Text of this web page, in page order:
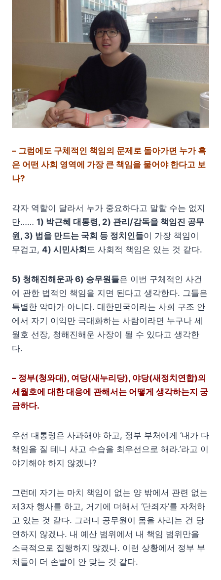
– 그럼에도 구체적인 책임의 문제로 돌아가면 누가 혹
은 어떤 사회 영역에 가장 큰 책임을 물어야 한다고 보
나?
각자 역할이 달라서 누가 중요하다고 말할 수는 없지
만…… 1) 박근혜 대통령, 2) 관리/감독을 책임진 공무
원, 3) 법을 만드는 국회 등 정치인들이 가장 책임이
무겁고, 4) 시민사회 도 사회적 책임은 있는 것 같다.
5) 청해진해운과 6) 승무원들은 이번 구체적인 사건
에 관한 법적인 책임을 지면 된다고 생각한다. 그들은
특별한 악마가 아니다. 대한민국이라는 사회 구조 안
에서 자기 이익만 극대화하는 사람이라면 누구나 세
월호 선장, 청해진해운 사장이 될 수 있다고 생각한
다.
– 정부(청와대), 여당(새누리당), 야당(새정치연합)의
세월호에 대한 대응에 관해서는 어떻게 생각하는지 궁
금하다.
우선 대통령은 사과해야 하고, 정부 부처에게 ‘내가 다
책임을 질 테니 사고 수습을 최우선으로 해라.’라고 이
야기해야 하지 않겠나?
그런데 자기는 마치 책임이 없는 양 밖에서 관련 없는
제3자 행사를 하고, 거기에 더해서 ‘단죄자’를 자처하
고 있는 것 같다. 그러니 공무원이 몸을 사리는 건 당
연하지 않겠나. 내 예산 범위에서 내 책임 범위만을
소극적으로 집행하지 않겠나. 이런 상황에서 정부 부
처들이 더 손발이 안 맞는 것 같다.